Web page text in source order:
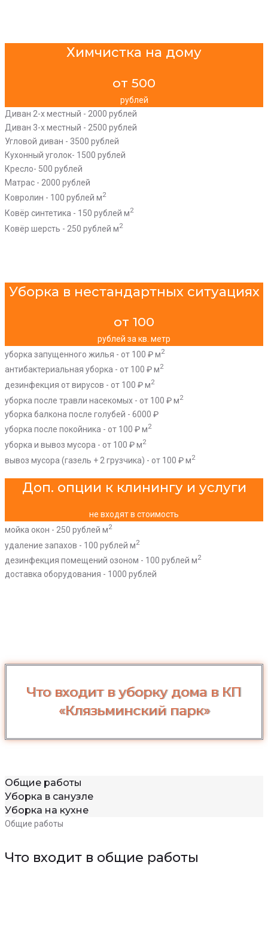
Химчистка на дому
от 500
рублей
Диван 2-х местный - 2000 рублей
Диван 3-х местный - 2500 рублей
Угловой диван - 3500 рублей
Кухонный уголок- 1500 рублей
Кресло- 500 рублей
Матрас - 2000 рублей
Ковролин - 100 рублей м2
Ковёр синтетика - 150 рублей м2
Ковёр шерсть - 250 рублей м2
Уборка в нестандартных ситуациях
от 100
рублей за кв. метр
уборка запущенного жилья - от 100 ₽ м2
антибактериальная уборка - от 100 ₽ м2
дезинфекция от вирусов - от 100 ₽ м2
уборка после травли насекомых - от 100 ₽ м2
уборка балкона после голубей - 6000 ₽
уборка после покойника - от 100 ₽ м2
уборка и вывоз мусора - от 100 ₽ м2
вывоз мусора (газель + 2 грузчика) - от 100 ₽ м2
Доп. опции к клинингу и услуги
не входят в стоимость
мойка окон - 250 рублей м2
удаление запахов - 100 рублей м2
дезинфекция помещений озоном - 100 рублей м2
доставка оборудования - 1000 рублей
Что входит в уборку дома в КП
«Клязьминский парк»
Общие работы
Уборка в санузле
Уборка на кухне
Общие работы
Что входит в общие работы